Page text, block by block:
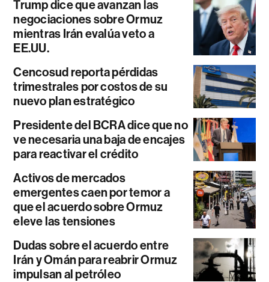
Trump dice que avanzan las
negociaciones sobre Ormuz
mientras Irán evalúa veto a
EE.UU.
Cencosud reporta pérdidas
trimestrales por costos de su
nuevo plan estratégico
Presidente del BCRA dice que no
ve necesaria una baja de encajes
para reactivar el crédito
Activos de mercados
emergentes caen por temor a
que el acuerdo sobre Ormuz
eleve las tensiones
Dudas sobre el acuerdo entre
Irán y Omán para reabrir Ormuz
impulsan al petróleo